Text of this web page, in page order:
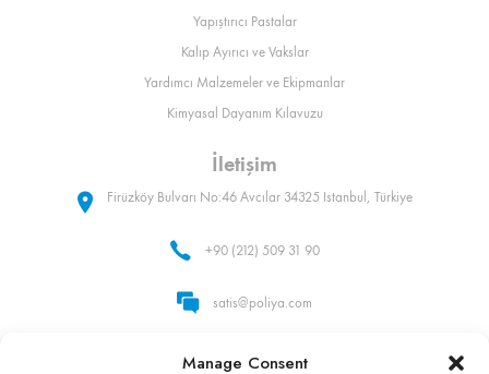
Manage Consent
Yapıştırıcı Pastalar
Kalıp Ayırıcı ve Vakslar
Yardımcı Malzemeler ve Ekipmanlar
Kimyasal Dayanım Kılavuzu
İletişim
Firüzköy Bulvarı No:46 Avcılar 34325 Istanbul, Türkiye
+90 (212) 509 31 90
satis@poliya.com
Whatsapp: +90 (535) 862 92 32